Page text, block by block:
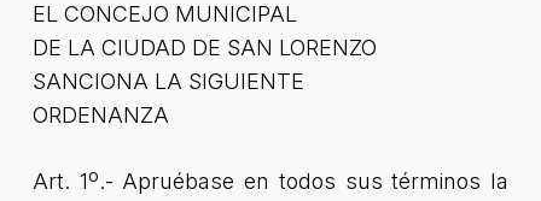
EL CONCEJO MUNICIPAL
DE LA CIUDAD DE SAN LORENZO
SANCIONA LA SIGUIENTE
ORDENANZA
Art. 1º.- Apruébase en todos sus términos la